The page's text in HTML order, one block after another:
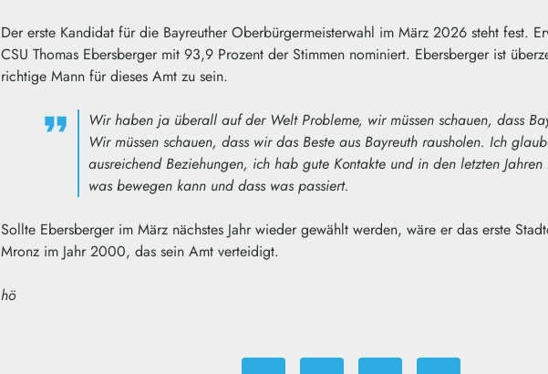
Der erste Kandidat für die Bayreuther Oberbürgermeisterwahl im März 2026 steht fest.
CSU Thomas Ebersberger mit 93,9 Prozent der Stimmen nominiert. Ebersberger ist
richtige Mann für dieses Amt zu sein.
Wir haben ja überall auf der Welt Probleme, wir müssen schauen, dass
Wir müssen schauen, dass wir das Beste aus Bayreuth rausholen. Ich
ausreichend Beziehungen, ich hab gute Kontakte und in den letzten
was bewegen kann und dass was passiert.
Sollte Ebersberger im März nächstes Jahr wieder gewählt werden, wäre er das erste
Mronz im Jahr 2000, das sein Amt verteidigt.
hö